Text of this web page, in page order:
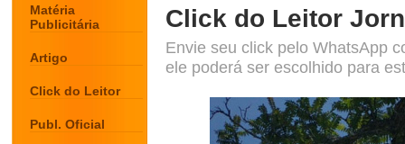
Matéria
Publicitária
Artigo
Click do Leitor
Publ. Oficial
Click do Leitor
Envie seu click pelo WhatsApp
ele poderá ser escolhido para